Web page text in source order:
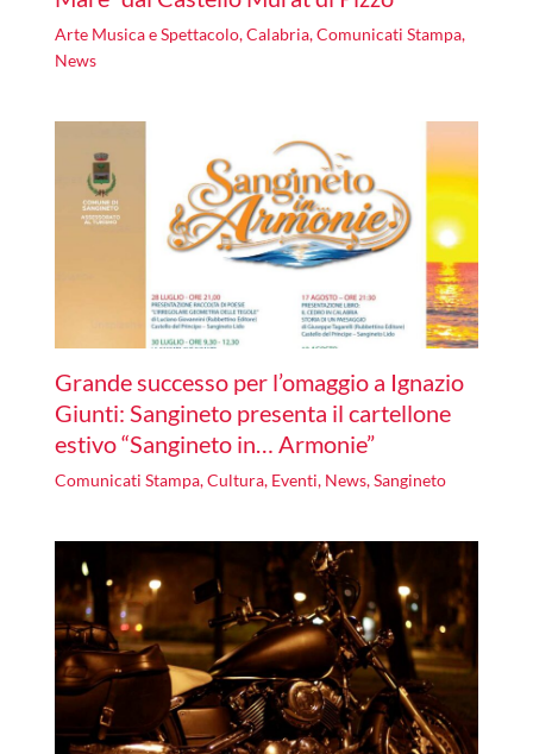
Arte Musica e Spettacolo,Calabria,Comunicati Stampa,
News
Grande successo per l’omaggio a Ignazio
Giunti: Sangineto presenta il cartellone
estivo “Sangineto in… Armonie”
Comunicati Stampa,Cultura, Eventi, News,Sangineto